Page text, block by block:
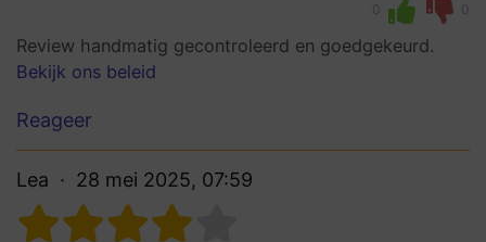
0 0
Review handmatig gecontroleerd en goedgekeurd.
Bekijk ons beleid
Reageer
Lea 28 mei 2025, 07:59